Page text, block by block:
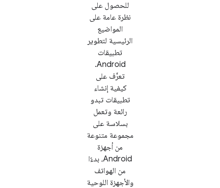
للحصول على
نظرة عامة على
المواضيع
الرئيسية لتطوير
تطبيقات
Android.
تعرَّف على
كيفية إنشاء
تطبيقات تبدو
رائعة وتعمل
بسلاسة على
مجموعة متنوعة
من أجهزة
Android، بدءًا
من الهواتف
والأجهزة اللوحية